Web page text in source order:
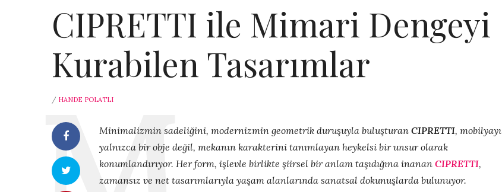
CIPRETTI ile Mimari Dengeyi
Kurabilen Tasarımlar
/ HANDE POLATLI
Minimalizmin sadeliğini, modernizmin geometrik duruşuyla buluşturan CIPRETTI, mobilyayı
yalnızca bir obje değil, mekanın karakterini tanımlayan heykelsi bir unsur olarak
konumlandırıyor. Her form, işlevle birlikte şiirsel bir anlam taşıdığına inanan CIPRETTI,
zamansız ve net tasarımlarıyla yaşam alanlarında sanatsal dokunuşlarda bulunuyor.